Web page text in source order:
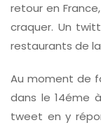
retour en
craquer. Un
restaurants de
Au moment de
dans le 14éme
tweet en y